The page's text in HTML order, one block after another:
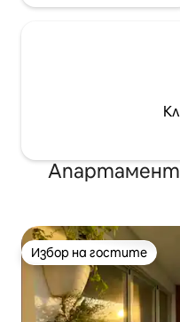
Избор на гостите
Избор на гостите